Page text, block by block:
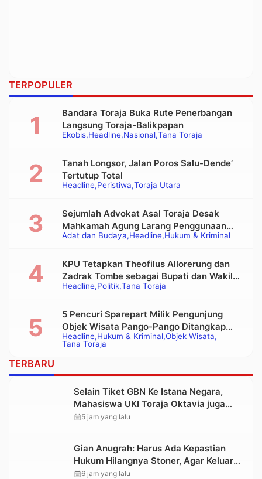
TERPOPULER
Ekobis Headline Nasional Tana Toraja
Bandara Toraja Buka Rute Penerbangan
Langsung Toraja-Balikpapan
Headline Peristiwa Toraja Utara
Tanah Longsor, Jalan Poros Salu-Dende’
Tertutup Total
Adat dan Budaya Headline Hukum & Kriminal
Sejumlah Advokat Asal Toraja Desak
Mahkamah Agung Larang Penggunaan
Alat Berat pada Eksekusi Rumah Adat
Headline Politik Tana Toraja
KPU Tetapkan Theofilus Allorerung dan
Zadrak Tombe sebagai Bupati dan Wakil
Bupati Tana Toraja Terpilih
Headline Hukum & Kriminal Objek Wisata
Tana Toraja
5 Pencuri Sparepart Milik Pengunjung
Objek Wisata Pango-Pango Ditangkap
Polisi
TERBARU
Selain Tiket GBN Ke Istana Negara,
Mahasiswa UKI Toraja Oktavia juga
Lolos ke Pekan Seni Mahasiswa
calendar_month5 jam yang lalu
Gian Anugrah: Harus Ada Kepastian
Hukum Hilangnya Stoner, Agar Keluarga
tidak Larut dalam Trauma dan
calendar_month6 jam yang lalu